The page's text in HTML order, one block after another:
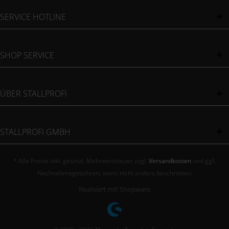
SERVICE HOTLINE
SHOP SERVICE
ÜBER STALLPROFI
STALLPROFI GMBH
* Alle Preise inkl. gesetzl. Mehrwertsteuer zzgl. Versandkosten und ggf.
Nachnahmegebühren, wenn nicht anders beschrieben
Realisiert mit Shopware